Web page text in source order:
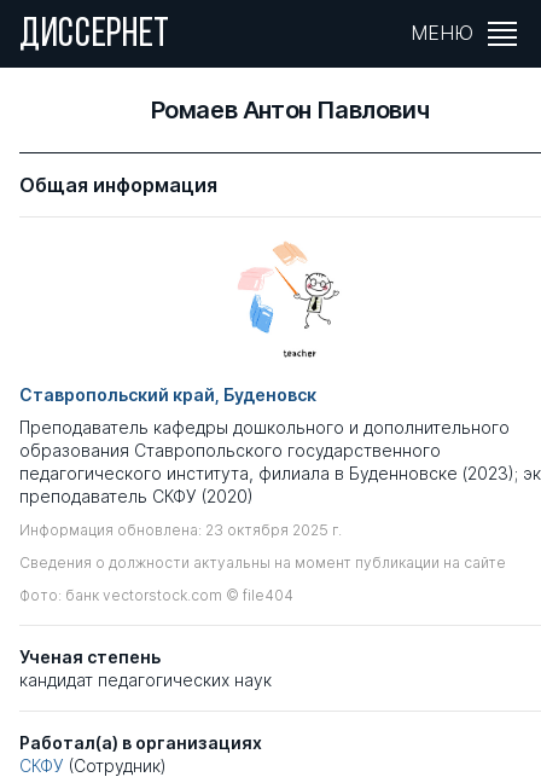
ДИССЕРНЕТ МЕНЮ
Ромаев Антон Павлович
Общая информация
Ставропольский край, Буденовск
Преподаватель кафедры дошкольного и дополнительного
образования Ставропольского государственного
педагогического института, филиала в Буденновске (2023);
преподаватель СКФУ (2020)
Информация обновлена: 23 октября 2025 г.
Сведения о должности актуальны на момент публикации на сайте
Фото: банк vectorstock.com © file404
Ученая степень
кандидат педагогических наук
Работал(а) в организациях
СКФУ (Сотрудник)